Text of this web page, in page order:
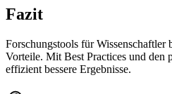
Fazit
Forschungstools für Wissenschaftler
Vorteile. Mit Best Practices und den
effizient bessere Ergebnisse.